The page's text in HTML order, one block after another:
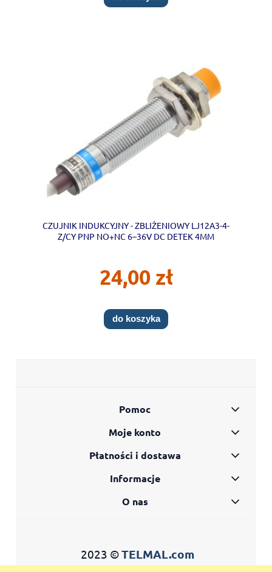
CZUJNIK INDUKCYJNY - ZBLIŻENIOWY LJ12A3-4-
Z/CY PNP NO+NC 6–36V DC DETEK 4MM
24,00 zł
do koszyka
Pomoc
Moje konto
Płatności i dostawa
Informacje
O nas
2023 ©TELMAL.com